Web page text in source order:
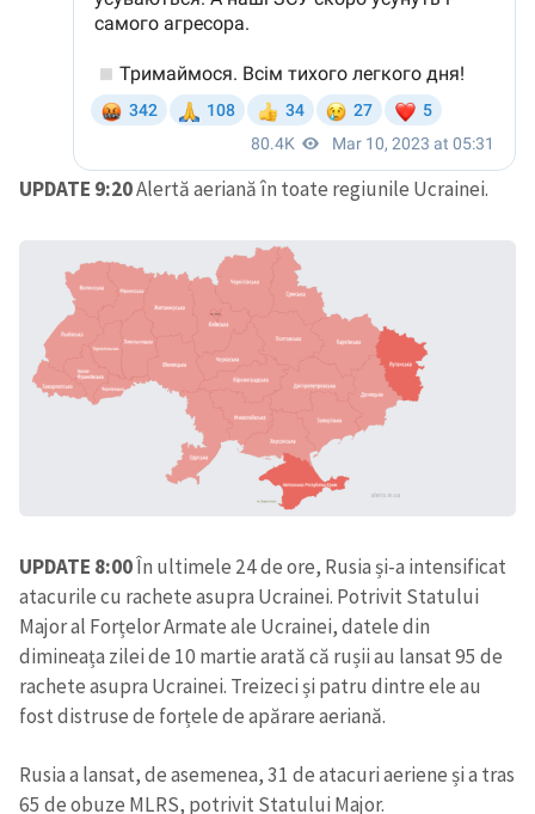
UPDATE 9:20Alertă aeriană în toate regiunile Ucrainei.
UPDATE 8:00În ultimele 24 de ore, Rusia și-a intensificat
atacurile cu rachete asupra Ucrainei. Potrivit Statului
Major al Forțelor Armate ale Ucrainei, datele din
dimineața zilei de 10 martie arată că rușii au lansat 95 de
rachete asupra Ucrainei. Treizeci și patru dintre ele au
fost distruse de forțele de apărare aeriană.
Rusia a lansat, de asemenea, 31 de atacuri aeriene și a tras
65 de obuze MLRS, potrivit Statului Major.